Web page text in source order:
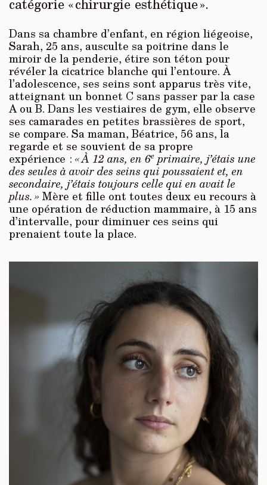
Dans sa chambre d’enfant, en région liégeoise,
Sarah, 25 ans, ausculte sa poitrine dans le
miroir de la penderie, étire son téton pour
révéler la cicatrice blanche qui l’entoure. À
l’adolescence, ses seins sont apparus très vite,
atteignant un bonnet C sans passer par la case
A ou B. Dans les vestiaires de gym, elle observe
ses camarades en petites brassières de sport,
se compare. Sa maman, Béatrice, 56 ans, la
regarde et se souvient de sa propre
expérience : « À 12 ans, en 6e primaire, j’étais une
des seules à avoir des seins qui poussaient et, en
secondaire, j’étais toujours celle qui en avait le
plus. » Mère et fille ont toutes deux eu recours à
une opération de réduction mammaire, à 15 ans
d’intervalle, pour diminuer ces seins qui
prenaient toute la place.